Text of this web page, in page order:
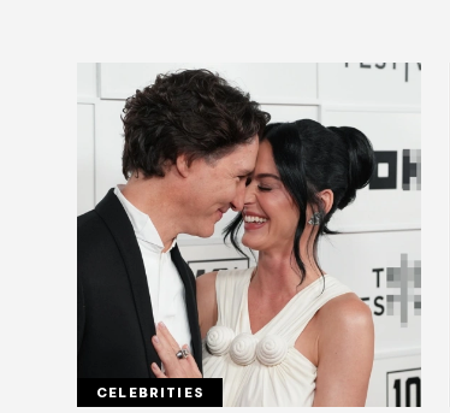
CELEBRITIES